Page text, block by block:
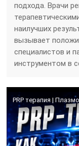
подхода. Врачи
наилучших
вызывает
специалистов и
инструментом в
PRP терапия |